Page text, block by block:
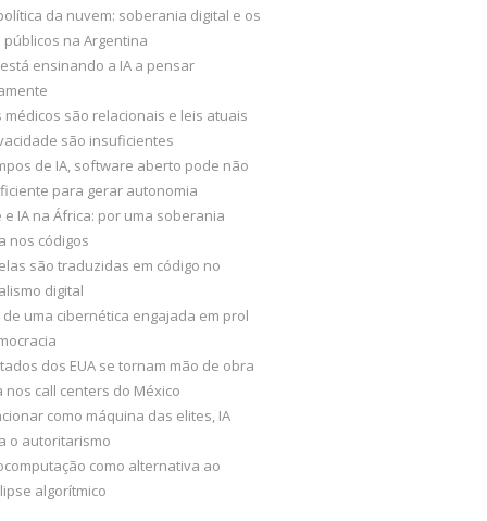
da nuvem: soberania digital e os
públicos na Argentina
ensinando a IA a pensar
médicos são relacionais e leis atuais
são insuficientes
de IA, software aberto pode não
para gerar autonomia
e IA na África: por uma soberania
nos códigos
são traduzidas em código no
digital
de uma cibernética engajada em prol
dos EUA se tornam mão de obra
nos call centers do México
como máquina das elites, IA
o autoritarismo
como alternativa ao
algorítmico